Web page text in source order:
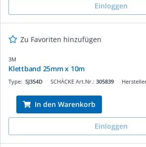
Einloggen
Zu Favoriten hinzufügen
3M
Klettband 25mm x 10m
SCHÄCKE Art.Nr.: 305839
Type: SJ354D
In den Warenkorb
Einloggen